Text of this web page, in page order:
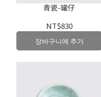
青瓷-罐仔
NT$830
장바구니에 추가